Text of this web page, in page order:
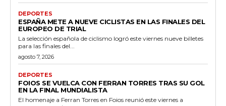
DEPORTES
ESPAÑA METE A NUEVE CICLISTAS EN LAS FINALES DEL
EUROPEO DE TRIAL
La selección española de ciclismo logró este viernes nueve billetes
para las finales del...
agosto 7, 2026
DEPORTES
FOIOS SE VUELCA CON FERRAN TORRES TRAS SU GOL
EN LA FINAL MUNDIALISTA
El homenaje a Ferran Torres en Foios reunió este viernes a